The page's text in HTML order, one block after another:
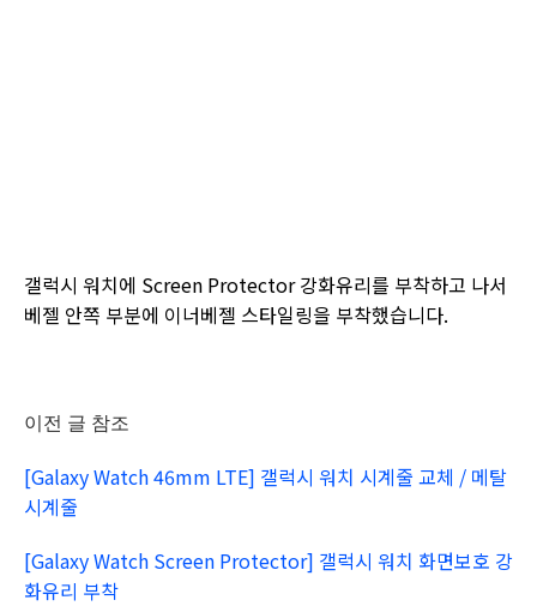
갤럭시 워치에 Screen Protector강화유리를 부착하고 나서
베젤 안쪽 부분에 이너베젤 스타일링을 부착했습니다.
이전 글 참조
[Galaxy Watch 46mm LTE] 갤럭시 워치 시계줄 교체 / 메탈
시계줄
[Galaxy Watch Screen Protector] 갤럭시 워치 화면보호 강
화유리 부착